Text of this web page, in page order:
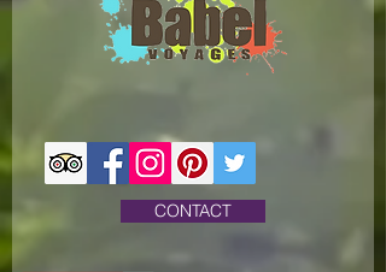
CONTACT